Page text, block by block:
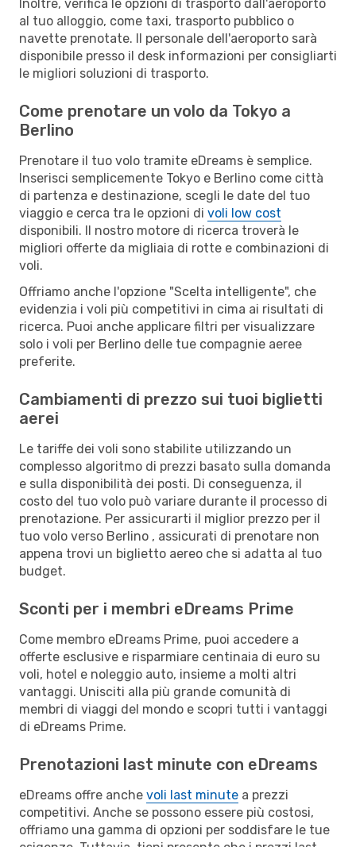
Inoltre, verifica le opzioni di trasporto dall'aeroporto
al tuo alloggio, come taxi, trasporto pubblico o
navette prenotate. Il personale dell'aeroporto sarà
disponibile presso il desk informazioni per consigliarti
le migliori soluzioni di trasporto.
Come prenotare un volo da Tokyo a
Berlino
Prenotare il tuo volo tramite eDreams è semplice.
Inserisci semplicemente Tokyo e Berlino come città
di partenza e destinazione, scegli le date del tuo
viaggio e cerca tra le opzioni di voli low cost
disponibili. Il nostro motore di ricerca troverà le
migliori offerte da migliaia di rotte e combinazioni di
voli.
Offriamo anche l'opzione "Scelta intelligente", che
evidenzia i voli più competitivi in cima ai risultati di
ricerca. Puoi anche applicare filtri per visualizzare
solo i voli per Berlino delle tue compagnie aeree
preferite.
Cambiamenti di prezzo sui tuoi biglietti
aerei
Le tariffe dei voli sono stabilite utilizzando un
complesso algoritmo di prezzi basato sulla domanda
e sulla disponibilità dei posti. Di conseguenza, il
costo del tuo volo può variare durante il processo di
prenotazione. Per assicurarti il miglior prezzo per il
tuo volo verso Berlino , assicurati di prenotare non
appena trovi un biglietto aereo che si adatta al tuo
budget.
Sconti per i membri eDreams Prime
Come membro eDreams Prime, puoi accedere a
offerte esclusive e risparmiare centinaia di euro su
voli, hotel e noleggio auto, insieme a molti altri
vantaggi. Unisciti alla più grande comunità di
membri di viaggi del mondo e scopri tutti i vantaggi
di eDreams Prime.
Prenotazioni last minute con eDreams
eDreams offre anche voli last minute a prezzi
competitivi. Anche se possono essere più costosi,
offriamo una gamma di opzioni per soddisfare le tue